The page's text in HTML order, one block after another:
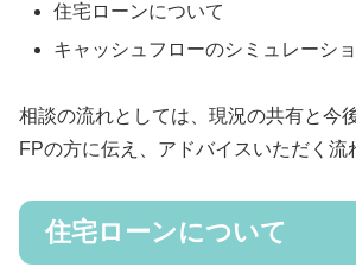
住宅ローンについて
キャッシュフローのシミュレーシ
相談の流れとしては、現況の共有と今
FPの方に伝え、アドバイスいただく流
住宅ローンについて